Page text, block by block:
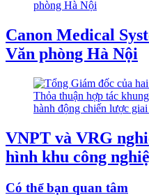
Canon Medical
Văn phòng Hà Nội
VNPT và VRG
hình khu công
Có thể bạn quan tâm